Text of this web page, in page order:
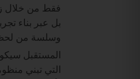
فقط من خلال
بل عبر بناء
وسلسة من
المستقبل
التي تبني